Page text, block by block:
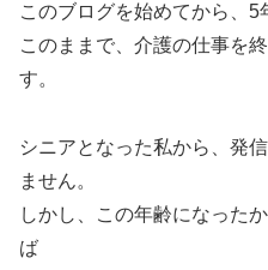
このブログを始めてから、5
このままで、介護の仕事を
す。
シニアとなった私から、発
ません。
しかし、この年齢になった
ば